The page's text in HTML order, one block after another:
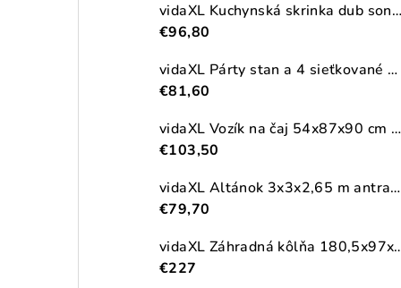
vidaXL Kuchynská skrinka dub sonoma 38x41,5x131,5 cm kompozitné drevo
€96,80
vidaXL Párty stan a 4 sieťkované bočné steny antracitový 2,5x2,5m HDPE
€81,60
vidaXL Vozík na čaj 54x87x90 cm masívna akácia
€103,50
vidaXL Altánok 3x3x2,65 m antracitový 180 g/m²
€79,70
vidaXL Záhradná kôlňa
€227